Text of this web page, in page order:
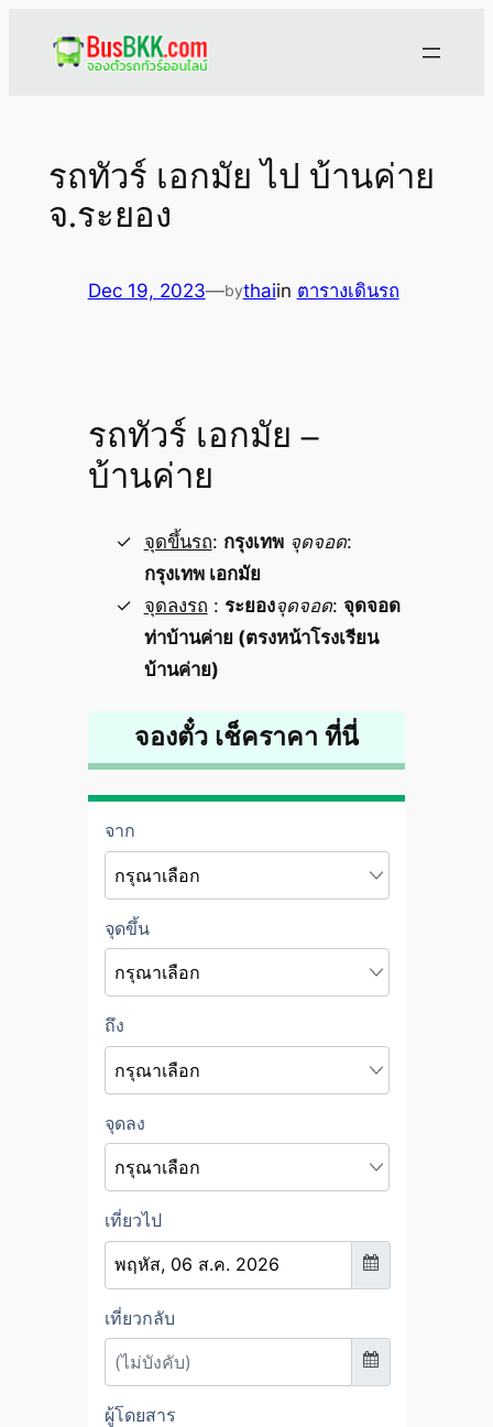
รถทัวร์ เอกมัย ไป บ้านค่าย
จ.ระยอง
Dec 19, 2023—bythaiin ตารางเดินรถ
รถทัวร์ เอกมัย –
บ้านค่าย
จุดขึ้นรถ: กรุงเทพ จุดจอด:
กรุงเทพ เอกมัย
จุดลงรถ : ระยองจุดจอด: จุดจอด
ท่าบ้านค่าย (ตรงหน้าโรงเรียน
บ้านค่าย)
จองตั๋ว เช็คราคา ที่นี่